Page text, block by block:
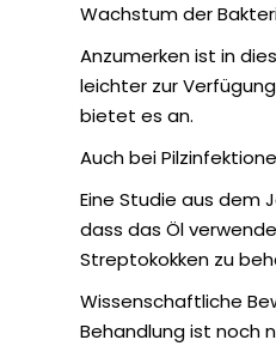
Wachstum der
Anzumerken ist in
leichter zur
bietet es an.
Auch bei
Eine Studie aus dem
dass das Öl
Streptokokken zu
Wissenschaftliche
Behandlung ist noch